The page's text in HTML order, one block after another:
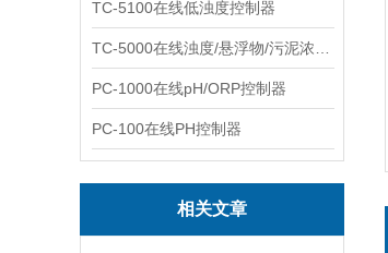
TC-5100在线低浊度控制器
PC-1000在线pH/ORP控制器
PC-100在线PH控制器
相关文章